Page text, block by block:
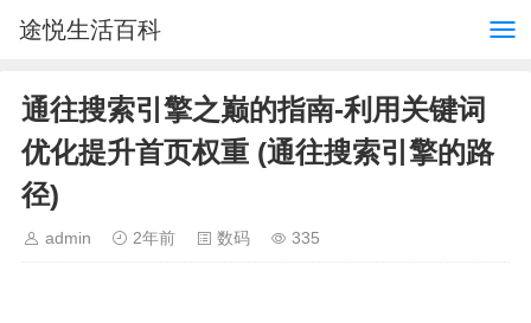
途悦生活百科
通往搜索引擎之巅的指南-利用关键词
优化提升首页权重 (通往搜索引擎的路
径)
admin 2年前 数码 335